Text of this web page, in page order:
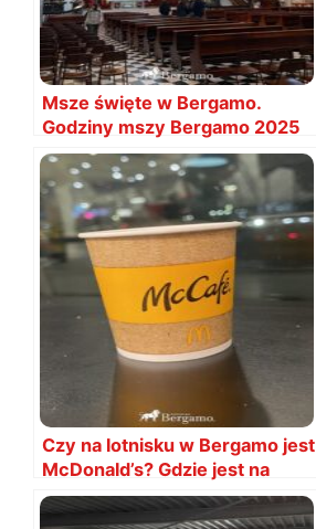
Msze święte w Bergamo.
Godziny mszy Bergamo 2025
Czy na lotnisku w Bergamo jest
McDonald’s? Gdzie jest na
lotnisku?